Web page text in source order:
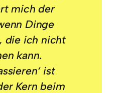
mich der
Dinge
die ich nicht
kann.
ist
Kern beim